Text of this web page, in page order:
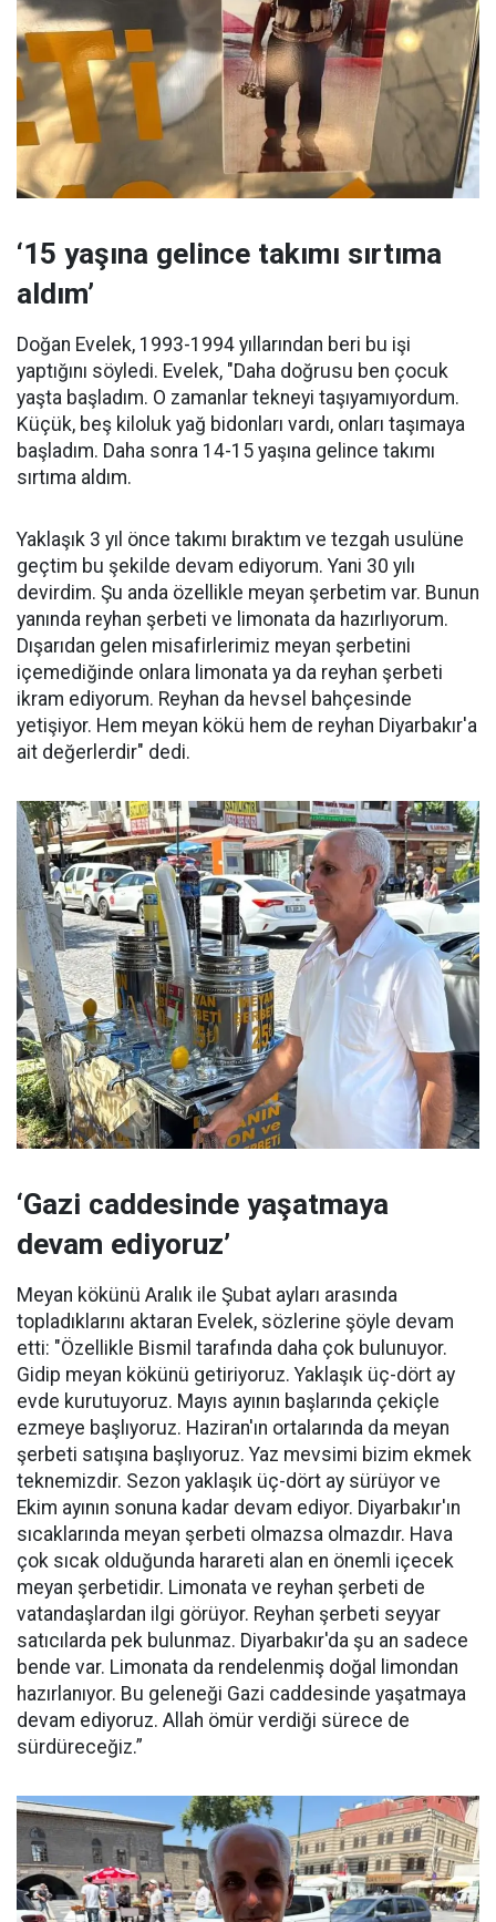
‘15 yaşına gelince takımı sırtıma
aldım’
Doğan Evelek, 1993-1994 yıllarından beri bu işi
yaptığını söyledi. Evelek, "Daha doğrusu ben çocuk
yaşta başladım. O zamanlar tekneyi taşıyamıyordum.
Küçük, beş kiloluk yağ bidonları vardı, onları taşımaya
başladım. Daha sonra 14-15 yaşına gelince takımı
sırtıma aldım.
Yaklaşık 3 yıl önce takımı bıraktım ve tezgah usulüne
geçtim bu şekilde devam ediyorum. Yani 30 yılı
devirdim. Şu anda özellikle meyan şerbetim var. Bunun
yanında reyhan şerbeti ve limonata da hazırlıyorum.
Dışarıdan gelen misafirlerimiz meyan şerbetini
içemediğinde onlara limonata ya da reyhan şerbeti
ikram ediyorum. Reyhan da hevsel bahçesinde
yetişiyor. Hem meyan kökü hem de reyhan Diyarbakır'a
ait değerlerdir" dedi.
‘Gazi caddesinde yaşatmaya
devam ediyoruz’
Meyan kökünü Aralık ile Şubat ayları arasında
topladıklarını aktaran Evelek, sözlerine şöyle devam
etti: "Özellikle Bismil tarafında daha çok bulunuyor.
Gidip meyan kökünü getiriyoruz. Yaklaşık üç-dört ay
evde kurutuyoruz. Mayıs ayının başlarında çekiçle
ezmeye başlıyoruz. Haziran'ın ortalarında da meyan
şerbeti satışına başlıyoruz. Yaz mevsimi bizim ekmek
teknemizdir. Sezon yaklaşık üç-dört ay sürüyor ve
Ekim ayının sonuna kadar devam ediyor. Diyarbakır'ın
sıcaklarında meyan şerbeti olmazsa olmazdır. Hava
çok sıcak olduğunda harareti alan en önemli içecek
meyan şerbetidir. Limonata ve reyhan şerbeti de
vatandaşlardan ilgi görüyor. Reyhan şerbeti seyyar
satıcılarda pek bulunmaz. Diyarbakır'da şu an sadece
bende var. Limonata da rendelenmiş doğal limondan
hazırlanıyor. Bu geleneği Gazi caddesinde yaşatmaya
devam ediyoruz. Allah ömür verdiği sürece de
sürdüreceğiz.”